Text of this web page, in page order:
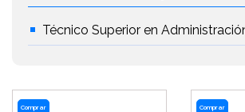
Técnico Superior en
Comprar Comprar